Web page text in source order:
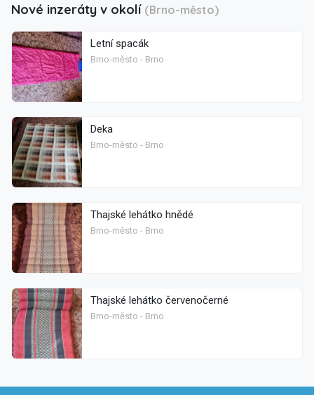
Nové inzeráty v okolí (Brno-město)
Letní spacák
Brno-město - Brno
Deka
Brno-město - Brno
Thajské lehátko hnědé
Brno-město - Brno
Thajské lehátko červenočerné
Brno-město - Brno